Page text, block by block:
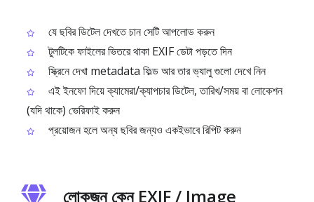
যে ছবির ডিটেল দেখতে চান সেটি আপলোড করুন
টুলটিকে ফাইলের ভিতরে থাকা EXIF ডেটা পড়তে দিন
স্ক্রিনে দেখা metadata ফিল্ড আর তার ভ্যালু গুলো দেখে নিন
এই ইনফো দিয়ে ক্যামেরা/ক্যাপচার ডিটেল, তারিখ/সময় বা লোকেশন
(যদি থাকে) ভেরিফাই করুন
প্রয়োজন হলে অন্য ছবির জন্যও একইভাবে রিপিট করুন
লোকজন কেন EXIF / Image